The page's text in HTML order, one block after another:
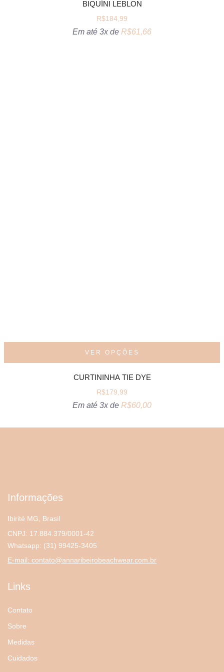
BIQUÍNI LEBLON
R$184,99
Em até 3x de R$61,66
VER OPÇÕES
CURTININHA TIE DYE
R$179,99
Em até 3x de R$60,00
Informações
Ibirité MG, Brasil
CNPJ: 17.884.379/0001-42
Whatsapp: (31) 99425-3405
E-mail: contato@annaribeirobeachwear.com.br
Links
Contato
Sobre
Medidas
Cuidados